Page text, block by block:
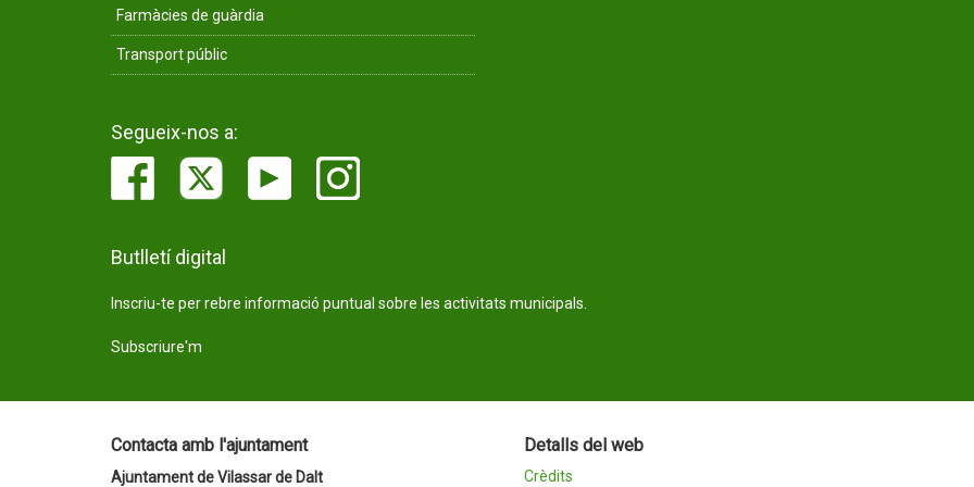
Farmàcies de guàrdia
Transport públic
Segueix-nos a:
Butlletí digital
Inscriu-te per rebre informació puntual sobre les activitats municipals.
Subscriure'm
Contacta amb l'ajuntament
Ajuntament de Vilassar de Dalt
Detalls del web
Crèdits